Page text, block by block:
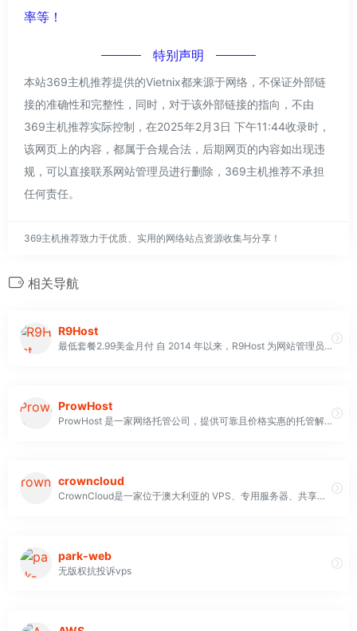
率等！
特别声明
本站369主机推荐提供的Vietnix都来源于网络，不保证外部链
接的准确性和完整性，同时，对于该外部链接的指向，不由
369主机推荐实际控制，在2025年2月3日 下午11:44收录时，
该网页上的内容，都属于合规合法，后期网页的内容如出现违
规，可以直接联系网站管理员进行删除，369主机推荐不承担
任何责任。
369主机推荐致力于优质、实用的网络站点资源收集与分享！
相关导航
R9Host
最低套餐2.99美金月付 自 2014 年以来，R9Host 为网站管理员和企业提供全球最快的NVMe 云网络托管解决方案
ProwHost
ProwHost 是一家网络托管公司，提供可靠且价格实惠的托管解决方案，包括共享主机、VPS 主机和独立服务器
crowncloud
CrownCloud是一家位于澳大利亚的 VPS、专用服务器、共享主机和主机托管提供商。我们在世界各地的多个数据中心提供 VPS 和其他各种服务，以便通过美国和欧洲的数据中心为最终用户提供尽可能低的延迟。我们 100% 拥有位于洛杉矶、亚特兰大、迈阿密、法兰克福和阿姆斯特丹地区的所有硬件，包括我们的网络设备。我们在洛杉矶、亚特兰大、法兰克福和阿姆斯特丹的每个机架上都运行 Gbit 上行链路，并且能够在需要时轻松升级/扩展到 4 x 1 Gbit 上行链路
park-web
无版权抗投诉vps